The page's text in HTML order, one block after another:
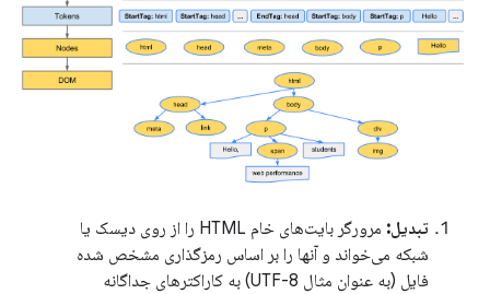
تبدیل:
مرورگر بایت‌های خام HTML را از روی دیسک یا
شبکه می‌خواند و آنها را بر اساس رمزگذاری مشخص شده
فایل (به عنوان مثال UTF-8) به کاراکترهای جداگانه